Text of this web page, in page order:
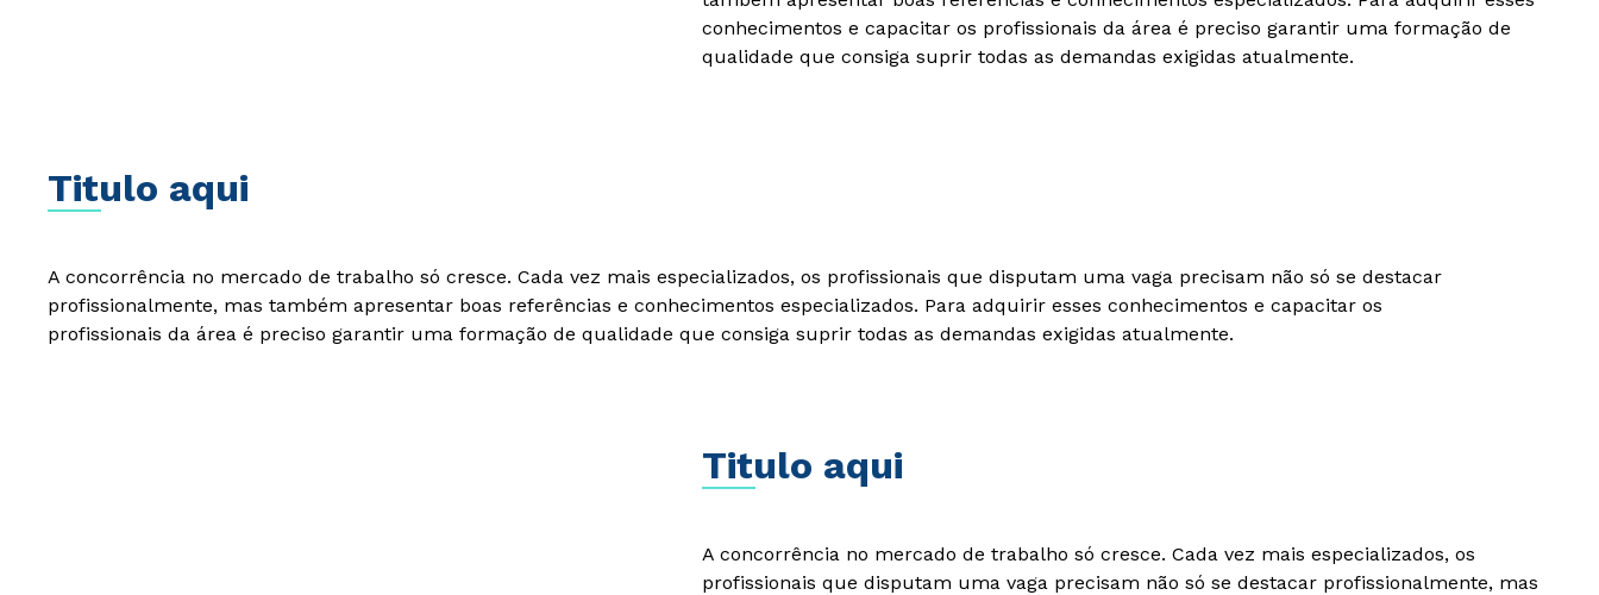
conhecimentos e capacitar os profissionais da área é preciso garantir uma formação de
qualidade que consiga suprir todas as demandas exigidas atualmente.
Titulo aqui
A concorrência no mercado de trabalho só cresce. Cada vez mais especializados, os profissionais que disputam uma vaga precisam não só se destacar
profissionalmente, mas também apresentar boas referências e conhecimentos especializados. Para adquirir esses conhecimentos e capacitar os
profissionais da área é preciso garantir uma formação de qualidade que consiga suprir todas as demandas exigidas atualmente.
Titulo aqui
A concorrência no mercado de trabalho só cresce. Cada vez mais especializados, os
profissionais que disputam uma vaga precisam não só se destacar profissionalmente, mas
Rápido e fácil
WhatsApp
ou
envio de conteúdos da Unicid.